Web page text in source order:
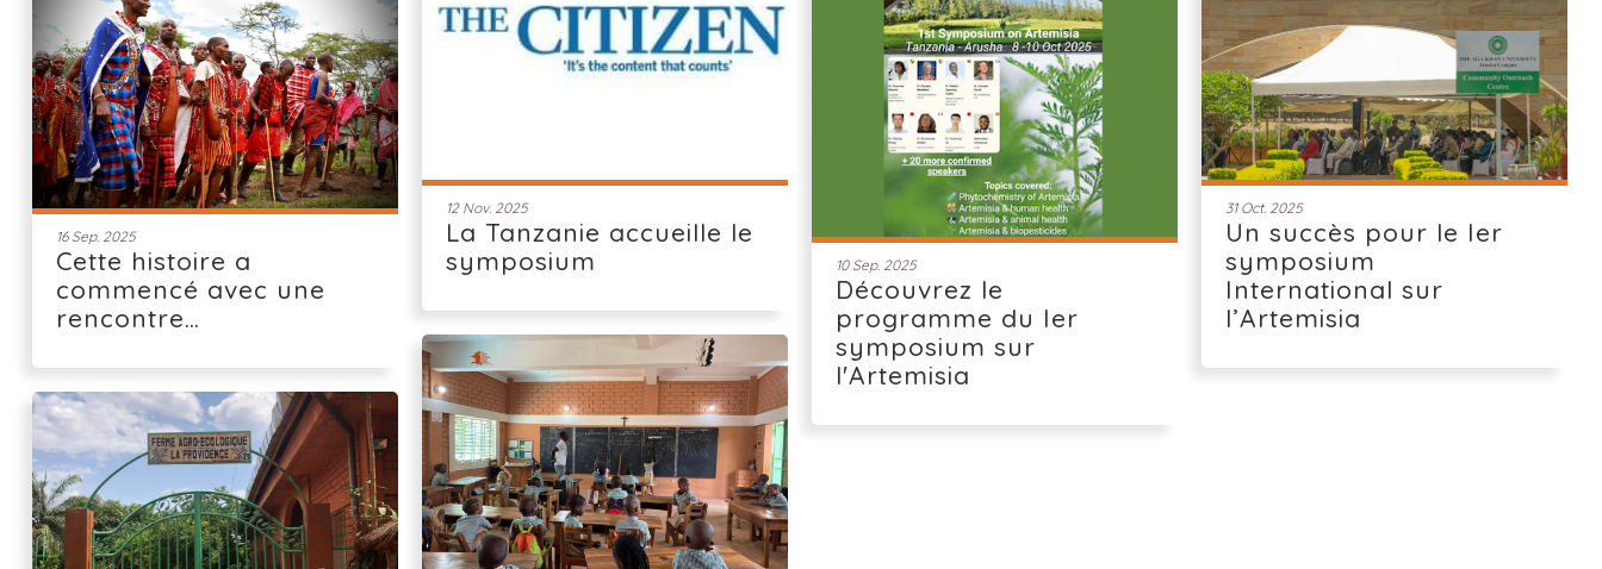
12 Nov. 2025
La Tanzanie accueille le
symposium
31 Oct. 2025
Un succès pour le Ier
symposium
International sur
l’Artemisia
16 Sep. 2025
Cette histoire a
commencé avec une
rencontre…
10 Sep. 2025
Découvrez le
programme du Ier
symposium sur
l'Artemisia